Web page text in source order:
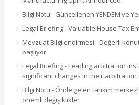
Bilgi Notu - Güncellenen YEKDEM ve
Legal Briefing - Valuable House Tax
Mevzuat Bilgilendirmesi - Değerli
başlıyor
Legal Briefing - Leading arbitration
significant changes in their arbitration
Bilgi Notu - Önde gelen tahkim
önemli değişiklikler